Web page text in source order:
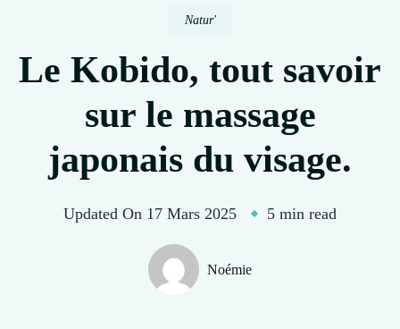
Natur'
Le Kobido, tout savoir
sur le massage
japonais du visage.
Updated On 17 Mars 2025 5 min read
Noémie